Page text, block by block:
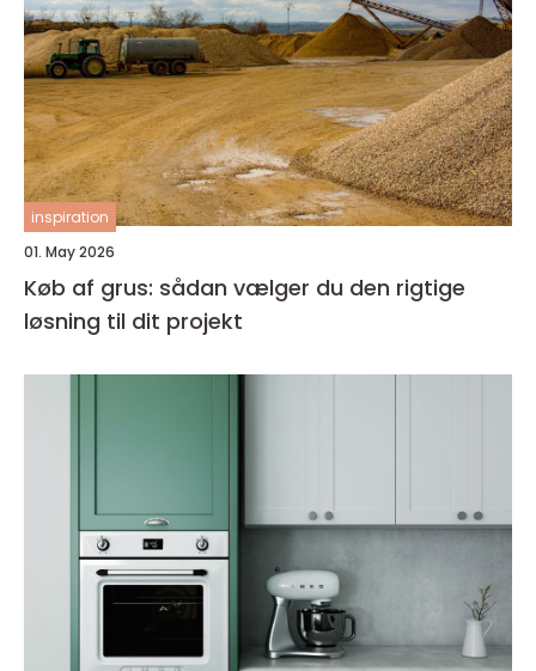
inspiration
01. May 2026
Køb af grus: sådan vælger du den rigtige
løsning til dit projekt